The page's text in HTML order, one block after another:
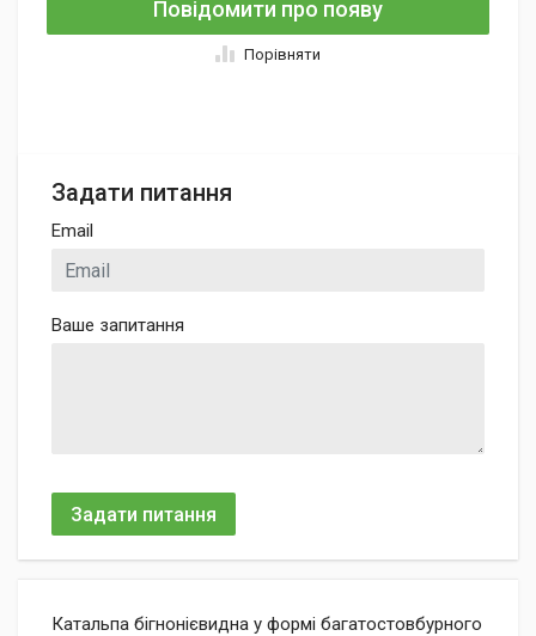
Повідомити про появу
Порівняти
Задати питання
Email
Ваше запитання
Задати питання
Катальпа бігнонієвидна у формі багатостовбурного